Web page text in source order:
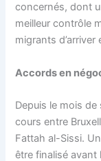
concernés, dont
meilleur contrôle
migrants d’arriver
Accords en
Depuis le mois
cours entre
Fattah al-Sissi.
être finalisé avant